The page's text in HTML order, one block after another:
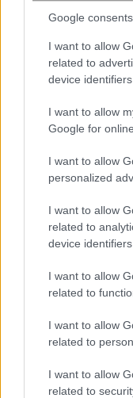
Google consents
I want to allow
related to
device identifiers
I want to allow
Google for
I want to allow
personalized
I want to allow
related to
device identifiers
I want to allow
related to
I want to allow
related to
I want to allow
related to
Πλούτωνας:
από τον Ήλιο
Η τεχνητή
Maps